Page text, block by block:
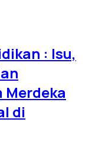
: Isu,
di